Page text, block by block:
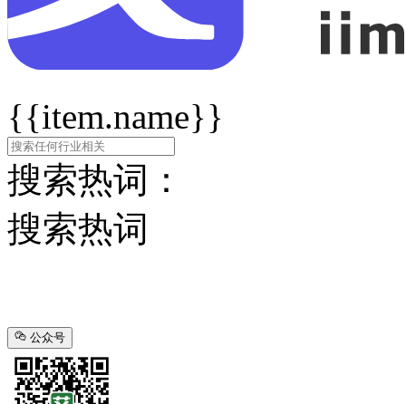
{{item.name}}
搜索热词：
搜索热词
公众号